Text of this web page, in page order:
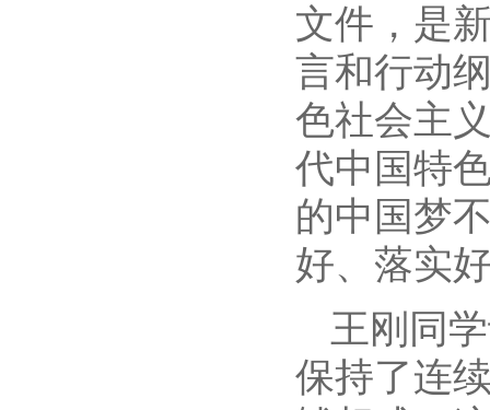
文件，是
言和行动
色社会主
代中国特
的中国梦
好、落实
王刚同
保持了连